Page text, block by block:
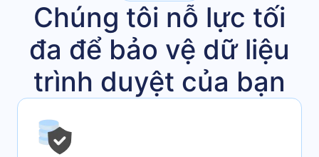
Chúng tôi nỗ lực tối
đa để bảo vệ dữ liệu
trình duyệt của bạn